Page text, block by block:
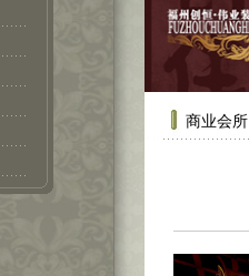
商业会所